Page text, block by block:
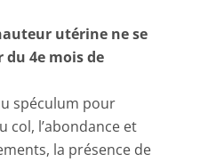
utérine ne se
du 4e mois de
spéculum pour
col, l’abondance et
la présence de